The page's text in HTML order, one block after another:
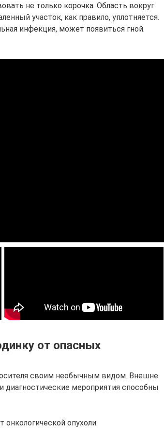
не только корочка. Область вокруг
участок, как правило, уплотняется.
инфекция, может появиться гной.
от опасных
своим необычным видом. Внешне
диагностические мероприятия способны
онкологической опухоли: